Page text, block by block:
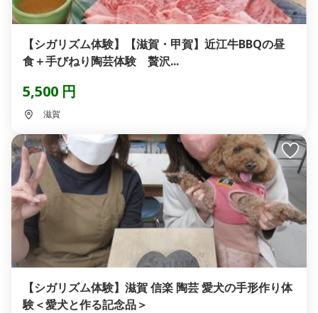
【シガリズム体験】【滋賀・甲賀】近江牛BBQの昼
食＋手びねり陶芸体験 贅沢...
5,500 円
滋賀
【シガリズム体験】滋賀 信楽 陶芸 愛犬の手形作り体
験＜愛犬と作る記念品＞